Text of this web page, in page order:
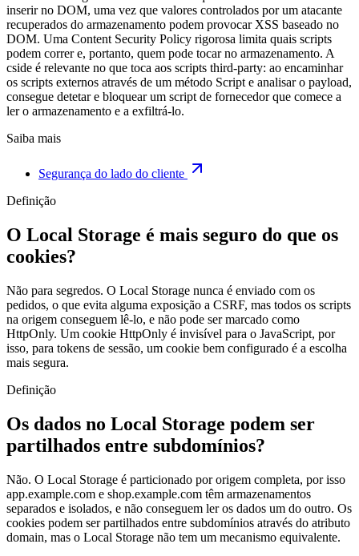
inserir no DOM, uma vez que valores controlados por um atacante
recuperados do armazenamento podem provocar XSS baseado no
DOM. Uma Content Security Policy rigorosa limita quais scripts
podem correr e, portanto, quem pode tocar no armazenamento. A
cside é relevante no que toca aos scripts third-party: ao encaminhar
os scripts externos através de um método Script e analisar o payload,
consegue detetar e bloquear um script de fornecedor que comece a
ler o armazenamento e a exfiltrá-lo.
Saiba mais
Segurança do lado do cliente
Definição
O Local Storage é mais seguro do que os
cookies?
Não para segredos. O Local Storage nunca é enviado com os
pedidos, o que evita alguma exposição a CSRF, mas todos os scripts
na origem conseguem lê-lo, e não pode ser marcado como
HttpOnly. Um cookie HttpOnly é invisível para o JavaScript, por
isso, para tokens de sessão, um cookie bem configurado é a escolha
mais segura.
Definição
Os dados no Local Storage podem ser
partilhados entre subdomínios?
Não. O Local Storage é particionado por origem completa, por isso
app.example.com e shop.example.com têm armazenamentos
separados e isolados, e não conseguem ler os dados um do outro. Os
cookies podem ser partilhados entre subdomínios através do atributo
domain, mas o Local Storage não tem um mecanismo equivalente.